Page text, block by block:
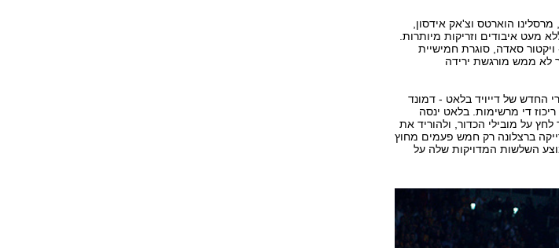
הוארטס וצ'אק אידסון,
מעט איבודים וזריקות מיותרות.
סאדה, סוגרת חמישיית
לא ממש מורגשת ירידה
החדש של דייויד בלאט - דמונד
די מרשימות. בלאט ינסה
על מובילי הכדור, ולהוריד את
ברצלונה רק חמש פעמים מחוץ
השלשות המדויקות שלה על